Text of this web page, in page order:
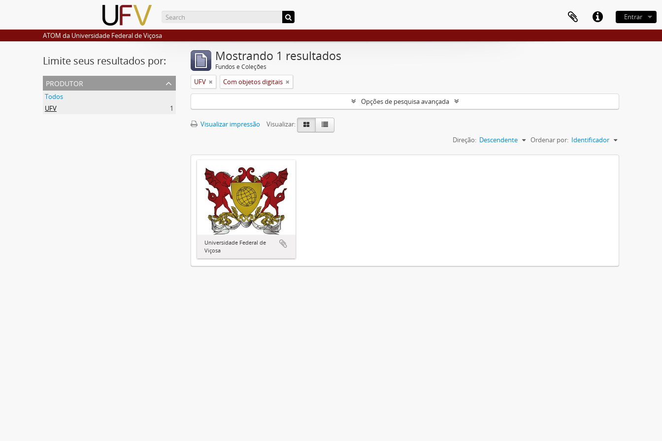
Entrar
ATOM da Universidade Federal de Viçosa
Limite seus resultados por:
produtor
Todos
UFV
1
Mostrando 1 resultados
Fundos e Coleções
UFV Com objetos digitais
Opções de pesquisa avançada
Visualizar impressão
Visualizar:
Ordenar por: Identificador
Direção: Descendente
Universidade Federal de
Viçosa